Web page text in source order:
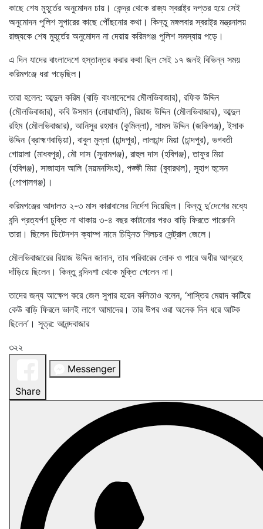
কাছে শেষ মুহূর্তের অনুমোদন চায়। কেন্দ্র থেকে রাজ্য স্বরাষ্ট্র দপ্তর হয়ে সেই
অনুমোদন পুলিশ সুপারের কাছে পৌঁছনোর কথা। কিন্তু মঙ্গলবার স্বরাষ্ট্র মন্ত্রনালয়
রাজ্যকে শেষ মুহূর্তের অনুমোদন না দেয়ায় করিমগঞ্জ পুলিশ সমস্যায় পড়ে।
এ দিন যাদের বাংলাদেশে হস্তান্তর করার কথা ছিল সেই ১৭ জনই বিভিন্ন সময়
করিমগঞ্জে ধরা পড়েছিল।
তারা হলেন: আব্দুল করিম (বাড়ি বাংলাদেশের মৌলভিবাজার), রফিক উদ্দিন
(মৌলভিবাজার), কবি উসমান (নোয়াখালি), রিয়াজ উদ্দিন (মৌলভিবাজার), আব্দুল
রহিম (মৌলভিবাজার), আনিসুর রহমান (কুমিল্লা), সামস উদ্দিন (জকিগঞ্জ), ইসাক
উদ্দিন (ব্রাহ্মণবাড়িয়া), বাবুল মুল্লা (চান্দপুর), লালচান্দ মিয়া (চান্দপুর), ভগবতী
গোয়ালা (মাধবপুর), মৌ দাস (সুনামগঞ্জ), রাহুল দাস (হবিগঞ্জ), তাফুর মিয়া
(হবিগঞ্জ), সাজাহান আলি (ময়মনসিংহ), পঙ্ক্ষী মিয়া (বুবারথল), সুহাগ হুসেন
(গোপালগঞ্জ)।
করিমগঞ্জের আদালত ২-৩ মাস কারাবাসের নির্দেশ দিয়েছিল। কিন্তু দু’দেশের মধ্যে
বন্দি প্রত্যর্পণ চুক্তি না থাকায় ৩-৪ বছর কাটানোর পরও বাড়ি ফিরতে পারেননি
তারা। ছিলেন ডিটেনশন ক্যাম্প নামে চিহ্নিত শিলচর সেন্ট্রাল জেলে।
মৌলভিবাজারের রিয়াজ উদ্দিন জানান, তার পরিবারের লোক ও পারে অধীর আগ্রহে
দাঁড়িয়ে ছিলেন। কিন্তু বন্দিদশা থেকে মুক্তি পেলেন না।
তাদের জন্য আক্ষেপ করে জেল সুপার হরেন কলিতাও বলেন, ‘শাস্তির মেয়াদ কাটিয়ে
কেউ বাড়ি ফিরলে ভালই লাগে আমাদের। তার উপর ওরা অনেক দিন ধরে আটক
ছিলেন’। সূত্র: আনন্দবাজার
৩২২
Share
Messenger